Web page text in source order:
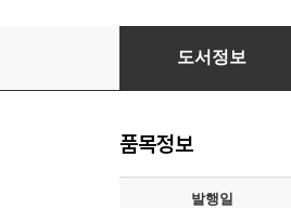
지속가능한 나이듦
도서정보
품목정보
발행일